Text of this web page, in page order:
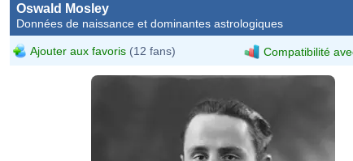
Oswald Mosley
Données de naissance et dominantes astrologiques
Ajouter aux favoris (12 fans) Compatibilité